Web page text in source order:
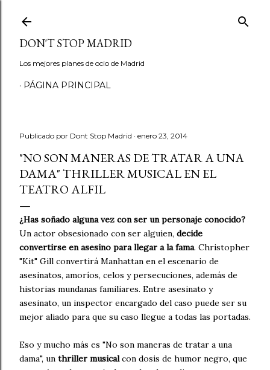
DON'T STOP MADRID
Los mejores planes de ocio de Madrid
PÁGINA PRINCIPAL
Publicado por Dont Stop Madrid enero 23, 2014
"NO SON MANERAS DE TRATAR A UNA
DAMA" THRILLER MUSICAL EN EL
TEATRO ALFIL
¿Has soñado alguna vez con ser un personaje conocido?
Un actor obsesionado con ser alguien, decide
convertirse en asesino para llegar a la fama. Christopher
"Kit" Gill convertirá Manhattan en el escenario de
asesinatos, amoríos, celos y persecuciones, además de
historias mundanas familiares. Entre asesinato y
asesinato, un inspector encargado del caso puede ser su
mejor aliado para que su caso llegue a todas las portadas.
Eso y mucho más es "No son maneras de tratar a una
dama", un thriller musicalcon dosis de humor negro, que